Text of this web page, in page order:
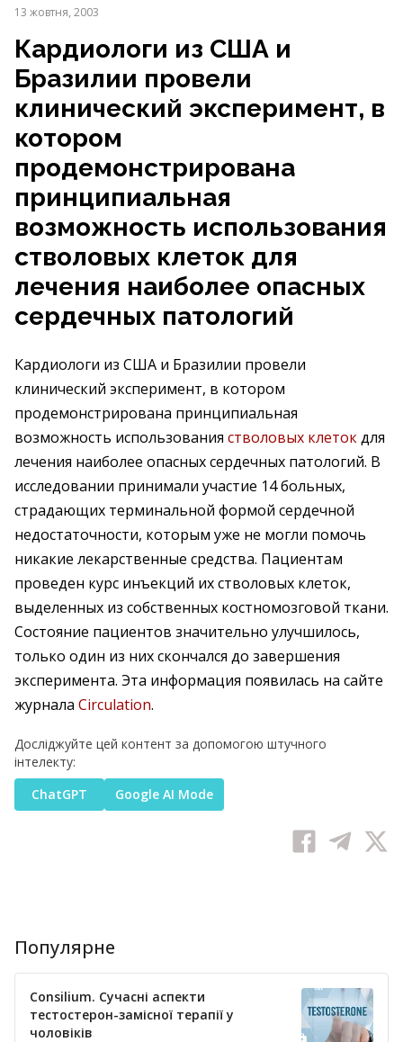
13 жовтня, 2003
Кардиологи из США и
Бразилии провели
клинический эксперимент, в
котором
продемонстрирована
принципиальная
возможность использования
стволовых клеток для
лечения наиболее опасных
сердечных патологий
Кардиологи из США и Бразилии провели
клинический эксперимент, в котором
продемонстрирована принципиальная
возможность использования стволовых клетокдля
лечения наиболее опасных сердечных патологий. В
исследовании принимали участие 14 больных,
страдающих терминальной формой сердечной
недостаточности, которым уже не могли помочь
никакие лекарственные средства. Пациентам
проведен курс инъекций их стволовых клеток,
выделенных из собственных костномозговой ткани.
Состояние пациентов значительно улучшилось,
только один из них скончался до завершения
эксперимента. Эта информация появилась на сайте
журнала Circulation.
Досліджуйте цей контент за допомогою штучного
інтелекту:
ChatGPT
Google AI Mode
Популярне
Consilium. Сучасні аспекти
тестостерон-замісної терапії у
чоловіків